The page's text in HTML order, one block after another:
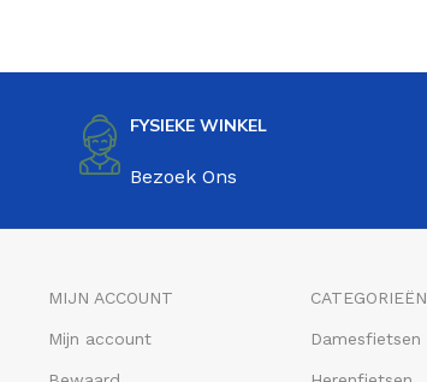
FYSIEKE WINKEL
Bezoek Ons
MIJN ACCOUNT
Mijn account
CATEGORIEËN
Damesfietsen